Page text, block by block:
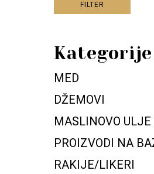
FILTER
Kategorije
MED
DŽEMOVI
MASLINOVO ULJE
PROIZVODI NA
RAKIJE/LIKERI